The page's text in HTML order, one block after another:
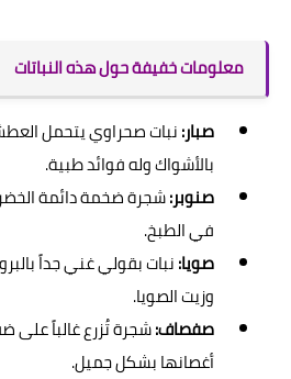
معلومات خفيفة حول هذه النباتات
صبار:نبات صحراوي يتحمل
بالأشواك وله فوائد طبية.
صنوبر:شجرة ضخمة دائمة
في الطبخ.
صويا:نبات بقولي غني جداً
وزيت الصويا.
صفصاف:شجرة تُزرع غالباً على
أغصانها بشكل جميل.